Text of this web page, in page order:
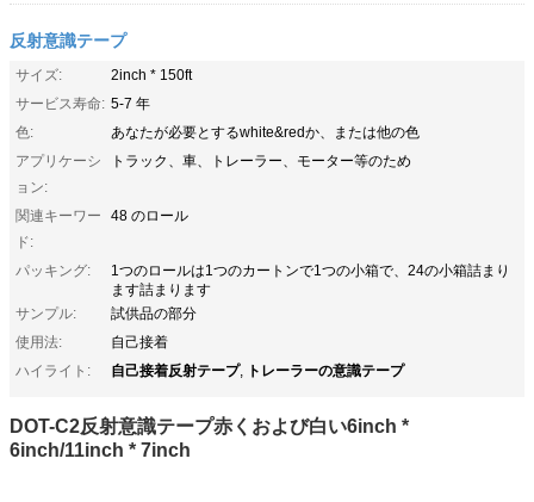
反射意識テープ
サイズ:
2inch * 150ft
サービス寿命: 5-7 年
色:
あなたが必要とするwhite&redか、または他の色
アプリケーシ
ョン:
トラック、車、トレーラー、モーター等のため
関連キーワー
ド:
48 のロール
パッキング:
1つのロールは1つのカートンで1つの小箱で、24の小箱詰まり
ます詰まります
サンプル:
試供品の部分
使用法:
自己接着
ハイライト:
自己接着反射テープ, トレーラーの意識テープ
DOT-C2反射意識テープ赤くおよび白い6inch *
6inch/11inch * 7inch